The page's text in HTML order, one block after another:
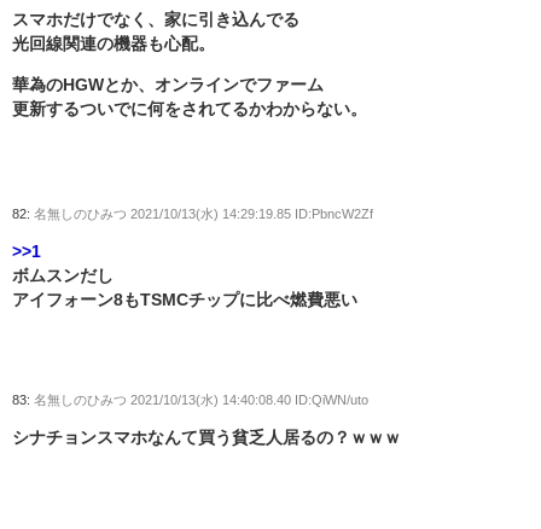
スマホだけでなく、家に引き込んでる
光回線関連の機器も心配。
華為のHGWとか、オンラインでファーム
更新するついでに何をされてるかわからない。
82: 名無しのひみつ 2021/10/13(水) 14:29:19.85 ID:PbncW2Zf
>>1
ボムスンだし
アイフォーン8もTSMCチップに比べ燃費悪い
83: 名無しのひみつ 2021/10/13(水) 14:40:08.40 ID:QiWN/uto
シナチョンスマホなんて買う貧乏人居るの？ｗｗｗ